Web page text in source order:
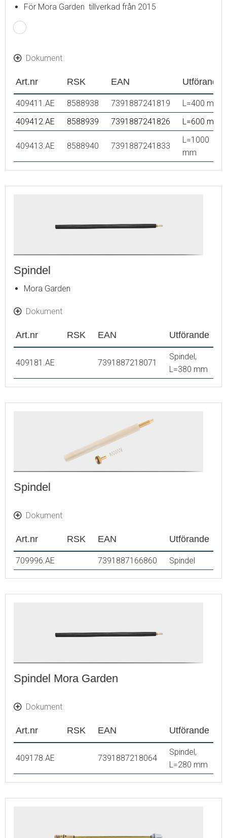
För Mora Garden tillverkad från 2015
Dokument
Art.nr RSK EAN Utförande
409411.AE 8588938 7391887241819
L=400 mm
409412.AE
8588939 7391887241826 L=600 mm
409413.AE 8588940 7391887241833
L=1000
mm
Spindel
Mora Garden
Dokument
Art.nr RSK EAN Utförande
409181.AE 7391887218071
Spindel,
L=380 mm
Spindel
Dokument
Art.nr RSK EAN Utförande
709996.AE 7391887166860 Spindel
Spindel Mora Garden
Dokument
Art.nr RSK EAN Utförande
409178.AE 7391887218064
Spindel,
L=280 mm